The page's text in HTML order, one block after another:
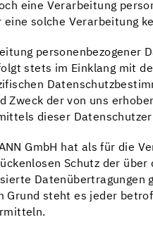
eine Verarbeitung
eine solche Verarbeitung
personenbezogener
stets im Einklang mit
Zweck der von uns
dieser
GmbH hat als für die
Schutz der
Datenübertragungen
Grund steht es jeder